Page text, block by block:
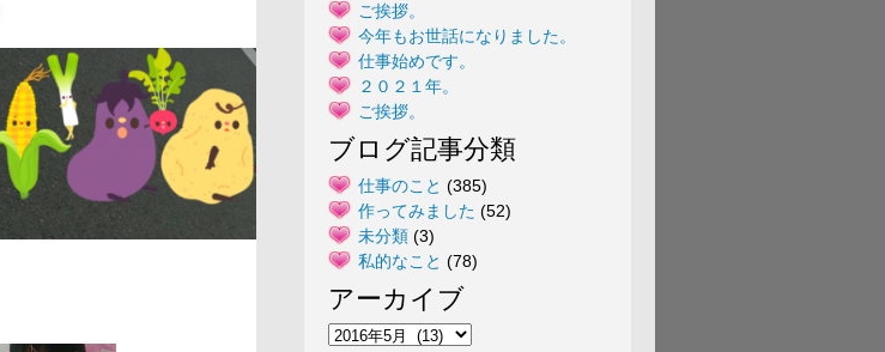
ご挨拶。
今年もお世話になりました。
仕事始めです。
２０２１年。
ご挨拶。
ブログ記事分類
仕事のこと (385)
作ってみました (52)
未分類 (3)
私的なこと (78)
アーカイブ
ア